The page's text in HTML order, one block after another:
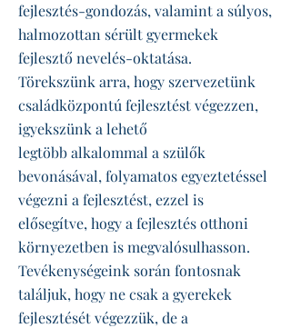
fejlesztés-gondozás, valamint a súlyos,
halmozottan sérült gyermekek
fejlesztő nevelés-oktatása.
Törekszünk arra, hogy szervezetünk
családközpontú fejlesztést végezzen,
igyekszünk a lehető
legtöbb alkalommal a szülők
bevonásával, folyamatos egyeztetéssel
végezni a fejlesztést, ezzel is
elősegítve, hogy a fejlesztés otthoni
környezetben is megvalósulhasson.
Tevékenységeink során fontosnak
találjuk, hogy ne csak a gyerekek
fejlesztését végezzük, de a